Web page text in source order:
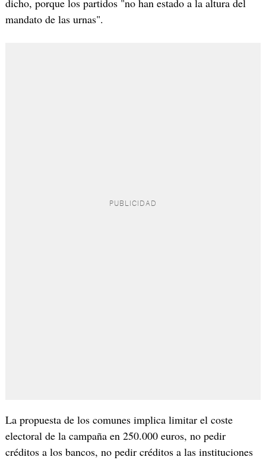
mandato de las urnas".
La propuesta de los comunes implica limitar el coste
electoral de la campaña en 250.000 euros, no pedir
créditos a los bancos, no pedir créditos a las instituciones